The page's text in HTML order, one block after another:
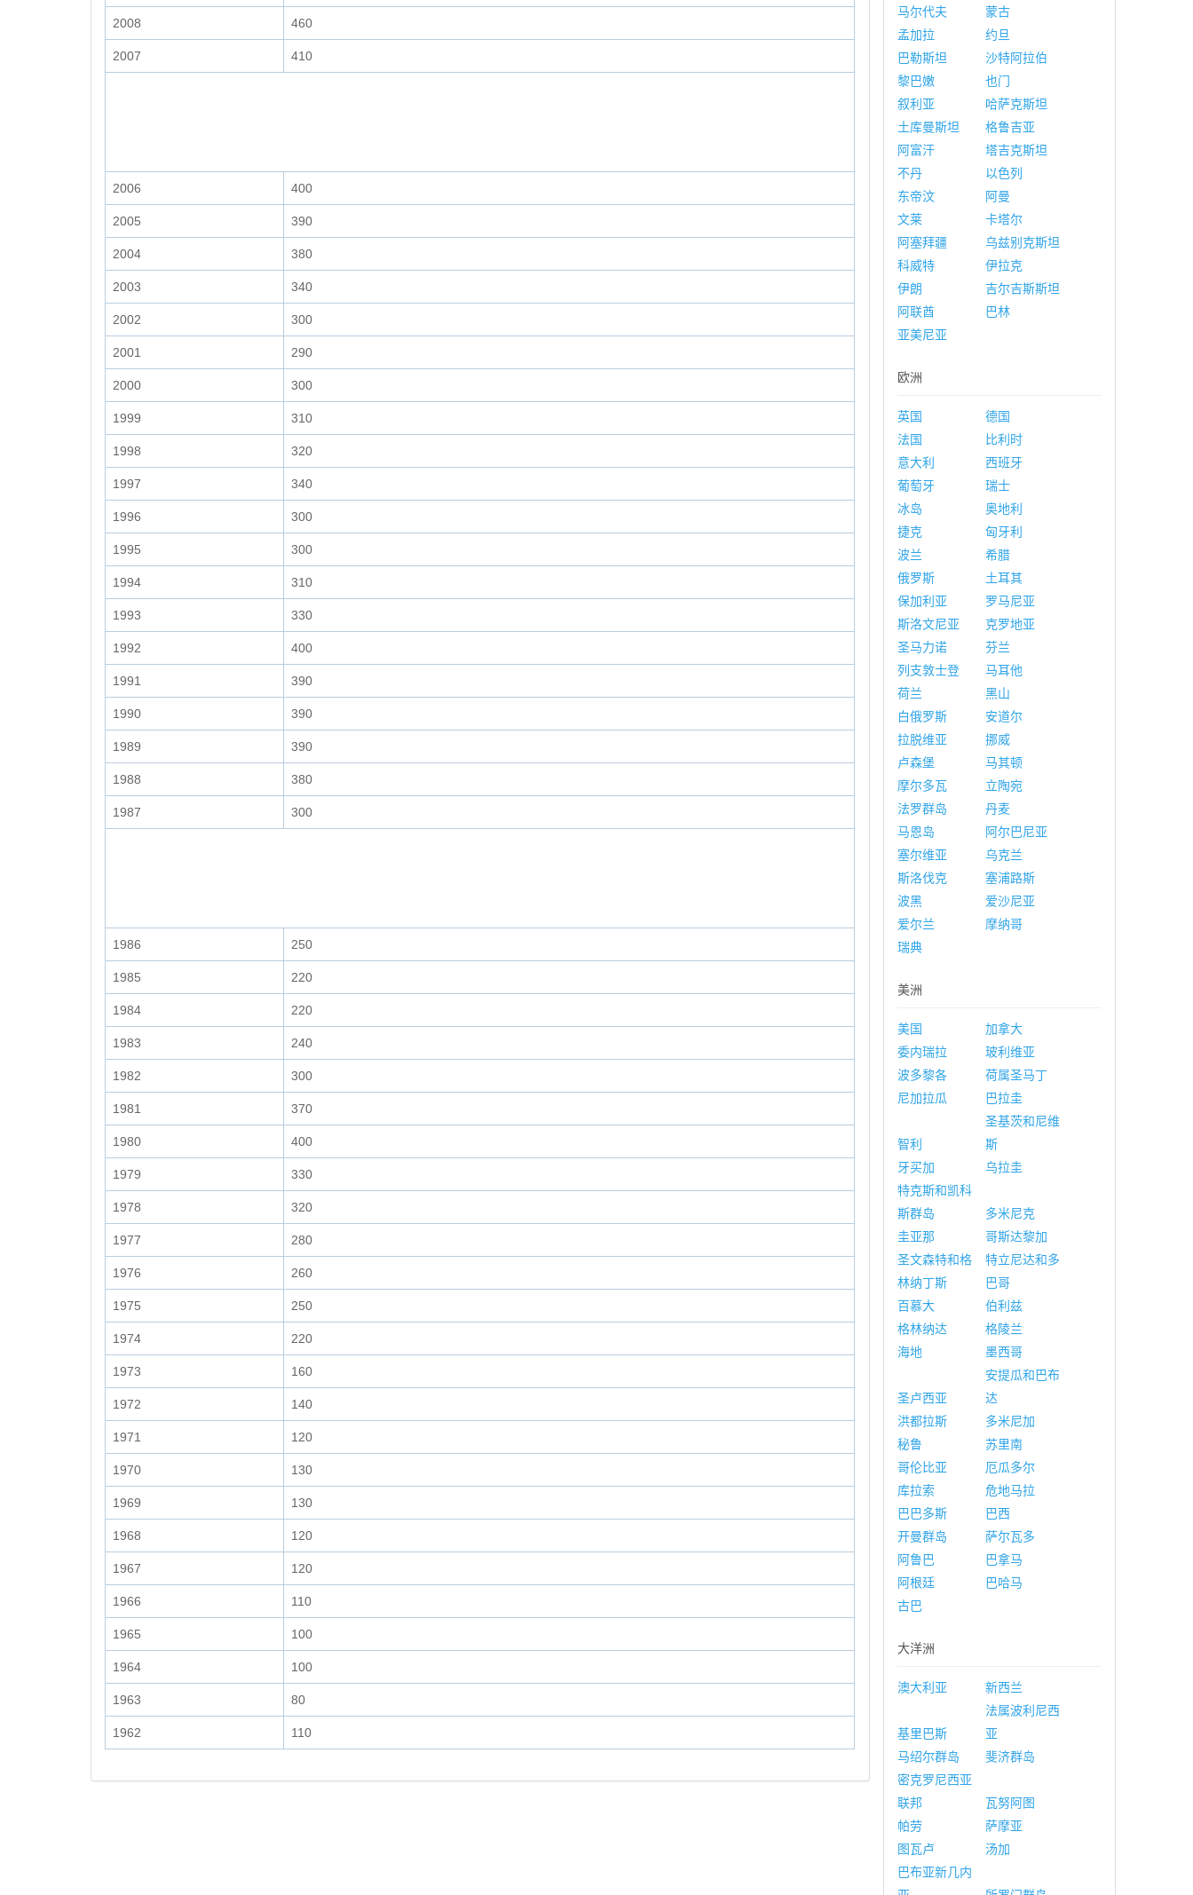
2008 460
2007 410
2006 400
2005 390
2004 380
2003 340
2002 300
2001 290
2000 300
1999 310
1998 320
1997 340
1996 300
1995 300
1994 310
1993 330
1992 400
1991 390
1990 390
1989 390
1988 380
1987 300
1986 250
1985 220
1984 220
1983 240
1982 300
1981 370
1980 400
1979 330
1978 320
1977 280
1976 260
1975 250
1974 220
1973 160
1972 140
1971 120
1970 130
1969 130
1968 120
1967 120
1966 110
1965 100
1964 100
1963 80
1962 110
马尔代夫
蒙古
孟加拉
约旦
巴勒斯坦
沙特阿拉伯
黎巴嫩
也门
叙利亚
哈萨克斯坦
土库曼斯坦
格鲁吉亚
阿富汗
塔吉克斯坦
不丹
以色列
东帝汶
阿曼
文莱
卡塔尔
阿塞拜疆
乌兹别克斯坦
科威特
伊拉克
伊朗
吉尔吉斯斯坦
阿联酋
巴林
亚美尼亚
欧洲
英国
德国
法国
比利时
意大利
西班牙
葡萄牙
瑞士
冰岛
奥地利
捷克
匈牙利
波兰
希腊
俄罗斯
土耳其
保加利亚
罗马尼亚
斯洛文尼亚
克罗地亚
圣马力诺
芬兰
列支敦士登
马耳他
荷兰
黑山
白俄罗斯
安道尔
拉脱维亚
挪威
卢森堡
马其顿
摩尔多瓦
立陶宛
法罗群岛
丹麦
马恩岛
阿尔巴尼亚
塞尔维亚
乌克兰
斯洛伐克
塞浦路斯
波黑
爱沙尼亚
爱尔兰
摩纳哥
瑞典
美洲
美国
加拿大
委内瑞拉
玻利维亚
波多黎各
荷属圣马丁
尼加拉瓜
巴拉圭
智利
圣基茨和尼维
斯
牙买加
乌拉圭
特克斯和凯科
斯群岛
多米尼克
圭亚那
哥斯达黎加
圣文森特和格
林纳丁斯
特立尼达和多
巴哥
百慕大
伯利兹
格林纳达
格陵兰
海地
墨西哥
圣卢西亚
安提瓜和巴布
达
洪都拉斯
多米尼加
秘鲁
苏里南
哥伦比亚
厄瓜多尔
库拉索
危地马拉
巴巴多斯
巴西
开曼群岛
萨尔瓦多
阿鲁巴
巴拿马
阿根廷
巴哈马
古巴
大洋洲
澳大利亚 新西兰
基里巴斯
法属波利尼西
亚
马绍尔群岛
斐济群岛
密克罗尼西亚
联邦
瓦努阿图
帕劳
萨摩亚
图瓦卢
汤加
巴布亚新几内